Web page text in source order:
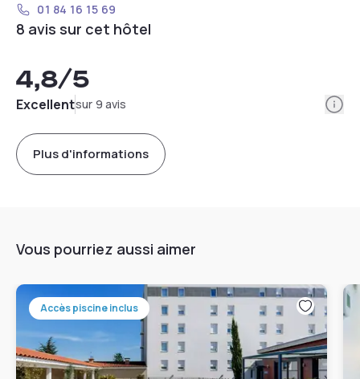
01 84 16 15 69
8 avis sur cet hôtel
4,8/5
Excellentsur 9 avis
Plus d'informations
Vous pourriez aussi aimer
Accès piscine inclus